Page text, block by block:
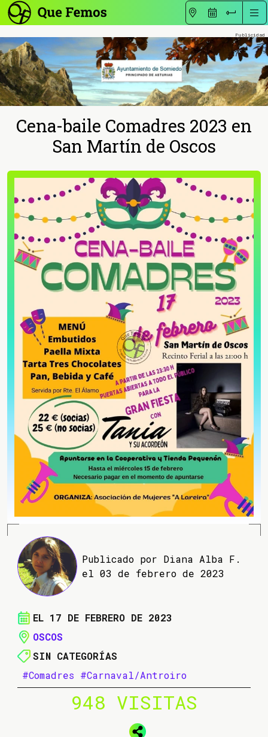
Cena-baile Comadres 2023 en
San Martín de Oscos
Publicado por Diana Alba F.
el 03 de febrero de 2023
EL 17 DE FEBRERO DE 2023
OSCOS
SIN CATEGORÍAS
#Comadres #Carnaval/Antroiro
948 VISITAS